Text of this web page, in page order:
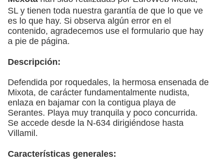
SL y tienen toda nuestra garantía de que lo que ve
es lo que hay. Si observa algún error en el
contenido, agradecemos use el formulario que hay
a pie de página.
Descripción:
Defendida por roquedales, la hermosa ensenada de
Mixota, de carácter fundamentalmente nudista,
enlaza en bajamar con la contigua playa de
Serantes. Playa muy tranquila y poco concurrida.
Se accede desde la N-634 dirigiéndose hasta
Villamil.
Características generales: